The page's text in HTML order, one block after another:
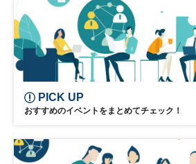
PICK UP
おすすめのイベントをまとめてチェック！